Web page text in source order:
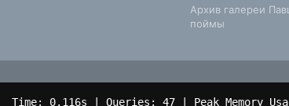
Архив галереи
поймы
Time: 0.116s Queries: 47 | Peak Memory